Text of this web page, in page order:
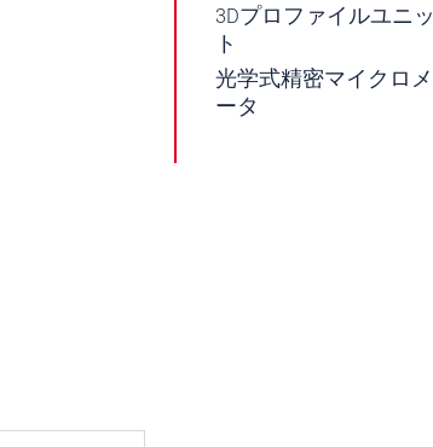
3Dプロファイルユニッ
ト
光学式精密マイクロメ
ータ